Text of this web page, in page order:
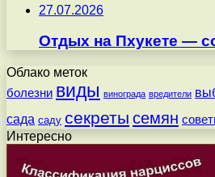
27.07.2026
Отдых на Пхукете —
Облако меток
болезни виды винограда вредители
сада саду секреты семян
Интересно